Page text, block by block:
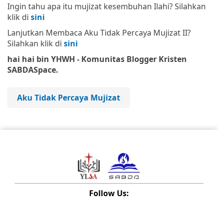
Ingin tahu apa itu mujizat kesembuhan Ilahi? Silahkan
klik di sini
Lanjutkan Membaca Aku Tidak Percaya Mujizat II?
Silahkan klik di sini
hai hai bin YHWH - Komunitas Blogger Kristen
SABDASpace.
Aku Tidak Percaya Mujizat
Follow Us: